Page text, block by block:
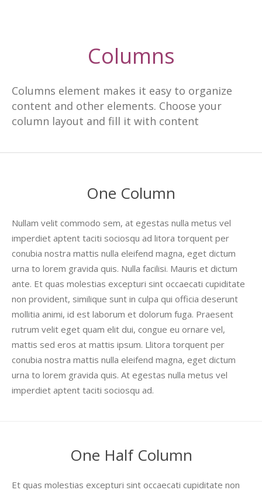
Columns
Columns element makes it easy to organize
content and other elements. Choose your
column layout and fill it with content
One Column
Nullam velit commodo sem, at egestas nulla metus vel
imperdiet aptent taciti sociosqu ad litora torquent per
conubia nostra mattis nulla eleifend magna, eget dictum
urna to lorem gravida quis. Nulla facilisi. Mauris et dictum
ante. Et quas molestias excepturi sint occaecati cupiditate
non provident, similique sunt in culpa qui officia deserunt
mollitia animi, id est laborum et dolorum fuga. Praesent
rutrum velit eget quam elit dui, congue eu ornare vel,
mattis sed eros at mattis ipsum. Llitora torquent per
conubia nostra mattis nulla eleifend magna, eget dictum
urna to lorem gravida quis. At egestas nulla metus vel
imperdiet aptent taciti sociosqu ad.
One Half Column
Et quas molestias excepturi sint occaecati cupiditate non